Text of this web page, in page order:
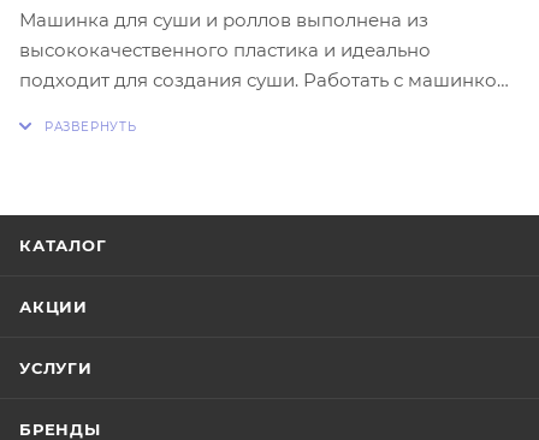
Машинка для суши и роллов выполнена из
высококачественного пластика и идеально
подходит для создания суши. Работать с машинкой
КАТАЛОГ
АКЦИИ
УСЛУГИ
БРЕНДЫ